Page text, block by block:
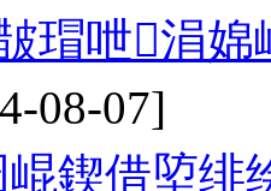
瑁呭涓
08-07]
鍥借埅绯